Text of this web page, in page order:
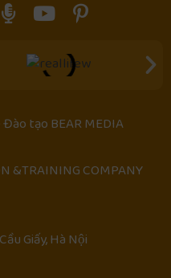
tạoBEAR MEDIA
&TRAINING COMPANY
Giấy, Hà Nội